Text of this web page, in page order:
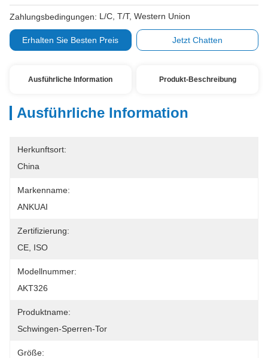
Zahlungsbedingungen: L/C, T/T, Western Union
Erhalten Sie Besten Preis Jetzt Chatten
Ausführliche Information Produkt-Beschreibung
Ausführliche Information
Herkunftsort:
China
Markenname:
ANKUAI
Zertifizierung:
CE, ISO
Modellnummer:
AKT326
Produktname:
Schwingen-Sperren-Tor
Größe: